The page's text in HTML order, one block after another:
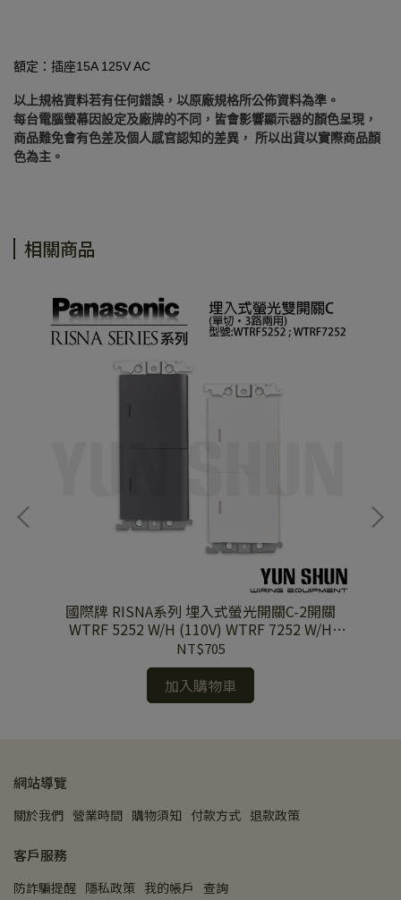
額定：插座15A 125V AC
以上規格資料若有任何錯誤，以原廠規格所公佈資料為準。
每台電腦螢幕因設定及廠牌的不同，皆會影響顯示器的顏色呈現，
商品難免會有色差及個人感官認知的差異， 所以出貨以實際商品顏
色為主。
相關商品
國際牌 RISNA系列 埋入式螢光開關C-2開關
WTRF 5252 W/H (110V) WTRF 7252 W/H
(220V) 單品
NT$705
加入購物車
網站導覽
關於我們 營業時間 購物須知 付款方式 退款政策
客戶服務
防詐騙提醒 隱私政策 我的帳戶 查詢